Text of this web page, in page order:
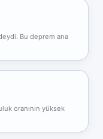
Bu deprem ana
oranının yüksek